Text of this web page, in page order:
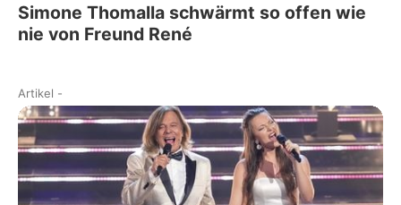
Simone Thomalla schwärmt so offen wie
nie von Freund René
Artikel -